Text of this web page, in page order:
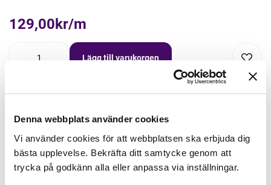
Denna webbplats använder cookies
Vi använder cookies för att webbplatsen ska erbjuda dig
bästa upplevelse. Bekräfta ditt samtycke genom att
trycka på godkänn alla eller anpassa via inställningar.
129,00kr/m
Lägg till varukorgen
välj sedan matchande tillbehör
Tråd matchande +45,00kr